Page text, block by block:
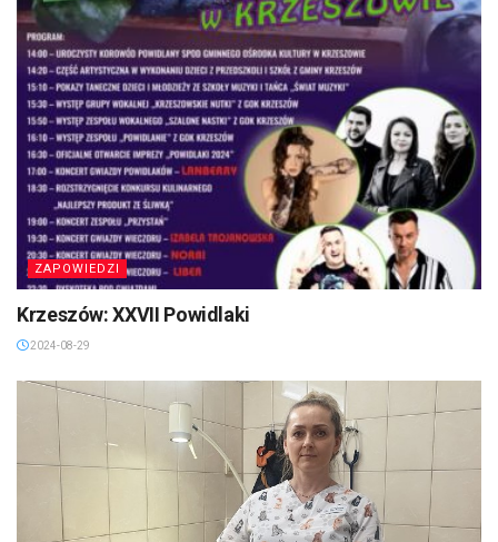
ZAPOWIEDZI
Krzeszów: XXVII Powidlaki
2024-08-29